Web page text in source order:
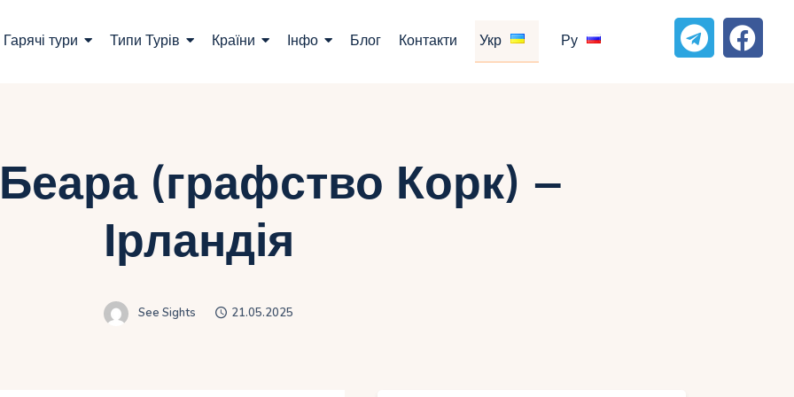
Гарячі тури Типи Турів Країни Інфо Блог Контакти Укр Ру
(графство Корк) –
Ірландія
See Sights 21.05.2025